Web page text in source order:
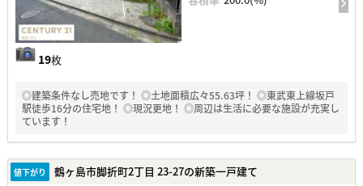
19枚
◎建築条件なし売地です！ ◎土地面積広々55.63坪！ ◎東武東上線坂戸
駅徒歩16分の住宅地！ ◎現況更地！ ◎周辺は生活に必要な施設が充実し
ています！
値下がり 鶴ヶ島市脚折町2丁目 23-27の新築一戸建て